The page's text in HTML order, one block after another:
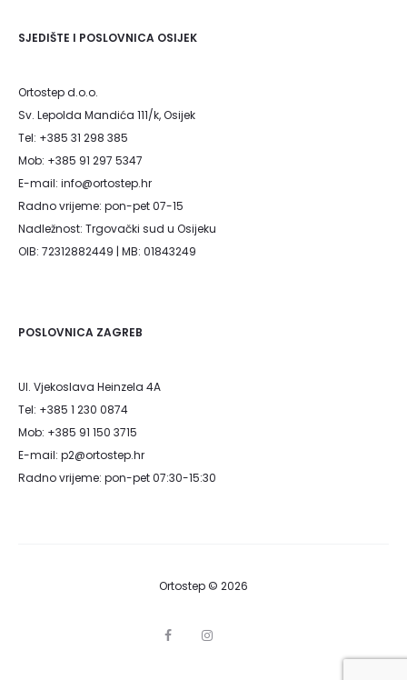
SJEDIŠTE I POSLOVNICA OSIJEK
Ortostep d.o.o.
Sv. Lepolda Mandića 111/k, Osijek
Tel: +385 31 298 385
Mob: +385 91 297 5347
E-mail: info@ortostep.hr
Radno vrijeme: pon-pet 07-15
Nadležnost: Trgovački sud u Osijeku
OIB: 72312882449 | MB: 01843249
POSLOVNICA ZAGREB
Ul. Vjekoslava Heinzela 4A
Tel: +385 1 230 0874
Mob: +385 91 150 3715
E-mail: p2@ortostep.hr
Radno vrijeme: pon-pet 07:30-15:30
Ortostep © 2026